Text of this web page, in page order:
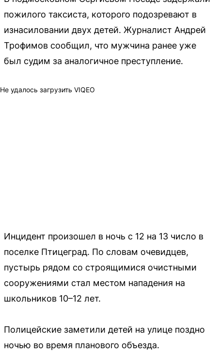
пожилого таксиста, которого подозревают в
изнасиловании двух детей. Журналист Андрей
Трофимов сообщил, что мужчина ранее уже
был судим за аналогичное преступление.
Не удалось загрузить VIQEO
Инцидент произошел в ночь с 12 на 13 число в
поселке Птицеград. По словам очевидцев,
пустырь рядом со строящимися очистными
сооружениями стал местом нападения на
школьников 10–12 лет.
Полицейские заметили детей на улице поздно
ночью во время планового объезда.